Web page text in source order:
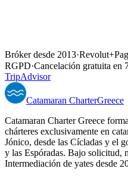
Bróker desde 2013·Revolut+
RGPD·Cancelación gratuita en
TripAdvisor
Catamaran CharterGreece
Catamaran Charter Greece
chárteres exclusivamente en
Jónico, desde las Cícladas y el
y las Espóradas. Bajo solicitud,
Intermediación de yates desde